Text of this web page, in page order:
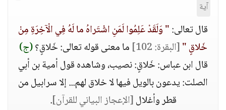
آية
قال تعالى:" وَلَقَدْ عَلِمُوا لَمَنِ اشْتَراهُ ما لَهُ فِي الْآخِرَةِ مِنْ
خَلاقٍ "[البقرة: 102] ما معنى قوله تعالى: خَلاقٍ؟(ج)
قال ابن عباس: خَلاقٍ: نصيب، وشاهده قول أمية بن أبي
الصلت: يدعون بالويل فيها لا خلاق لهم... إلا سرابيل من
قطر وأغلال[الإعجاز البياني للقرآن].